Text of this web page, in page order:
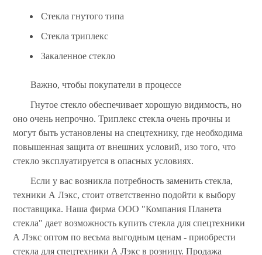
Стекла гнутого типа
Стекла триплекс
Закаленное стекло
Важно, чтобы покупатели в процессе
Гнутое стекло обеспечивает хорошую видимость, но
оно очень непрочно. Триплекс стекла очень прочны и
могут быть установлены на спецтехнику, где необходима
повышенная защита от внешних условий, изо того, что
стекло эксплуатируется в опасных условиях.
Если у вас возникла потребность заменить стекла,
техники А Лэкс, стоит ответственно подойти к выбору
поставщика. Наша фирма ООО "Компания Планета
стекла" дает возможность купить стекла для спецтехники
А Лэкс оптом по весьма выгодным ценам - приобрести
стекла для спецтехники А Лэкс в розницу. Продажа